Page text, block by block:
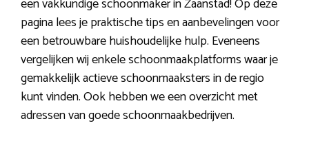
pagina lees je praktische tips en aanbevelingen voor
een betrouwbare huishoudelijke hulp. Eveneens
vergelijken wij enkele schoonmaakplatforms waar je
gemakkelijk actieve schoonmaaksters in de regio
kunt vinden. Ook hebben we een overzicht met
adressen van goede schoonmaakbedrijven.